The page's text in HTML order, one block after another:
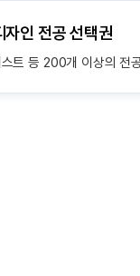
자인 전공 선택권
스트 등 200개 이상의 전